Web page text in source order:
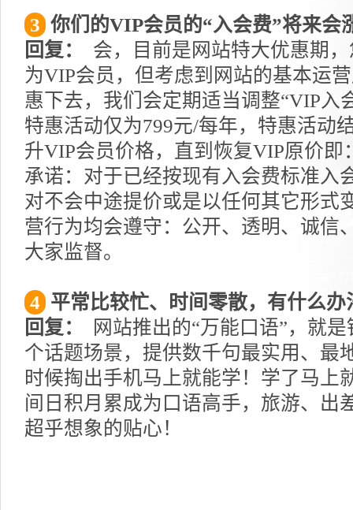
3 你们的VIP会员的“入会费”将来会
回复：
会，目前是网站特大优惠期
为VIP会员，但考虑到网站的基本运
惠下去，我们会定期适当调整“VIP入
特惠活动仅为799元/每年，特惠活动
升VIP会员价格，直到恢复VIP原价即
承诺：对于已经按现有入会费标准入
对不会中途提价或是以任何其它形式
营行为均会遵守：公开、透明、诚信
大家监督。
4 平常比较忙、时间零散，有什么
回复：
网站推出的“万能口语”，就
个话题场景，提供数千句最实用、最
时候掏出手机马上就能学！学了马上
间日积月累成为口语高手，旅游、出
超乎想象的贴心！